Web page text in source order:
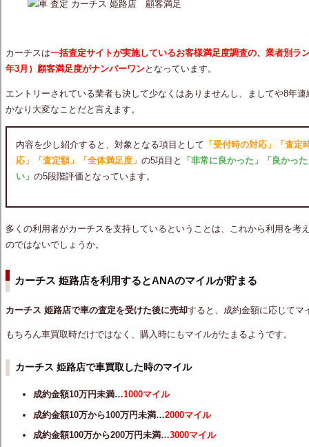
カーチスは一括査定サイトが実施しているお客様満足度調査の、業者別ラ
年3月）顧客満足度がナンバーワンとなっています。
エントリーされている業者も決して少なくはありませんし、ましてや8年
かなり大変なことだと言えます。
内容を少し紹介すると、対象となる項目として 「受付時の対応」「査
応」「査定額」「全体満足度」 の5項目と
「非常に良かった」「良かっ
い」 の5段階評価となっています。
多くの利用者がカーチスを支持しているということは、これから利用を考
のではないでしょうか。
カーチス 姫路店を利用するとANAのマイルが貯まる
カーチス 姫路店で車の査定を受けた後に売却すると、成約金額に応じてマ
もちろん車買取時だけではなく、購入時にもマイルがたまるようです。
カーチス 姫路店で車買取した時のマイル
成約金額10万円未満…1000マイル
成約金額10万から100万円未満…2000マイル
成約金額100万から200万円未満…3000マイル